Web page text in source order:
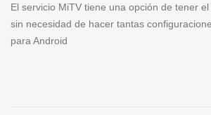
El servicio MiTV tiene una opción de tener el
sin necesidad de hacer tantas
para Android